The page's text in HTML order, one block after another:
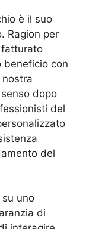
è il suo
Ragion per
fatturato
beneficio con
dopo
del
del
uno
di